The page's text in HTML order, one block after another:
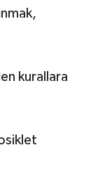
kurallara